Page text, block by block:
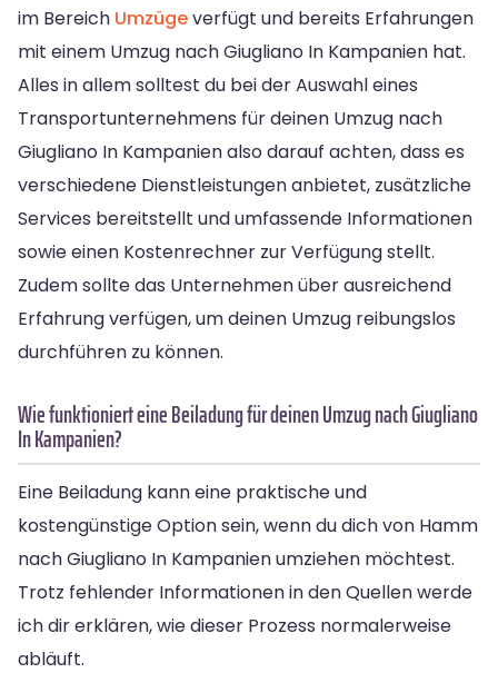
im Bereich Umzügeverfügt und bereits Erfahrungen
mit einem Umzug nach Giugliano In Kampanien hat.
Alles in allem solltest du bei der Auswahl eines
Transportunternehmens für deinen Umzug nach
Giugliano In Kampanien also darauf achten, dass es
verschiedene Dienstleistungen anbietet, zusätzliche
Services bereitstellt und umfassende Informationen
sowie einen Kostenrechner zur Verfügung stellt.
Zudem sollte das Unternehmen über ausreichend
Erfahrung verfügen, um deinen Umzug reibungslos
durchführen zu können.
Wie funktioniert eine Beiladung für deinen Umzug nach Giugliano
In Kampanien?
Eine Beiladung kann eine praktische und
kostengünstige Option sein, wenn du dich von Hamm
nach Giugliano In Kampanien umziehen möchtest.
Trotz fehlender Informationen in den Quellen werde
ich dir erklären, wie dieser Prozess normalerweise
abläuft.